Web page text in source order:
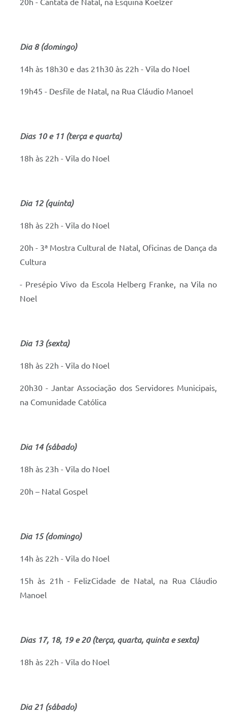
20h - Cantata de Natal, na Esquina Koelzer
Dia 8 (domingo)
14h às 18h30 e das 21h30 às 22h - Vila do Noel
19h45 - Desfile de Natal, na Rua Cláudio Manoel
Dias 10 e 11 (terça e quarta)
18h às 22h - Vila do Noel
Dia 12 (quinta)
18h às 22h - Vila do Noel
20h - 3ª Mostra Cultural de Natal, Oficinas de Dança da
Cultura
- Presépio Vivo da Escola Helberg Franke, na Vila no
Noel
Dia 13 (sexta)
18h às 22h - Vila do Noel
20h30 - Jantar Associação dos Servidores Municipais,
na Comunidade Católica
Dia 14 (sábado)
18h às 23h - Vila do Noel
20h – Natal Gospel
Dia 15 (domingo)
14h às 22h - Vila do Noel
15h às 21h - FelizCidade de Natal, na Rua Cláudio
Manoel
Dias 17, 18, 19 e 20 (terça, quarta, quinta e sexta)
18h às 22h - Vila do Noel
Dia 21 (sábado)